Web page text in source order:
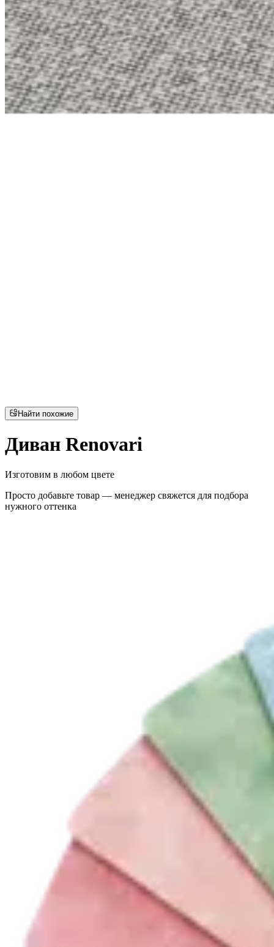
Найти похожие
Диван Renovari
Изготовим в любом цвете
Просто добавьте товар — менеджер свяжется для подбора
нужного оттенка